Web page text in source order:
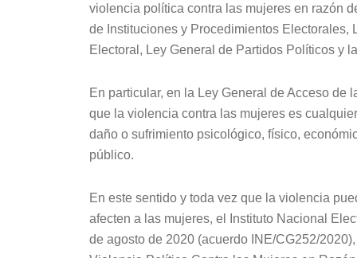
violencia política contra las mujeres en razón
de Instituciones y Procedimientos Electorales,
Electoral, Ley General de Partidos Políticos y
En particular, en la Ley General de Acceso
que la violencia contra las mujeres es
daño o sufrimiento psicológico, físico,
público.
En este sentido y toda vez que la violencia
afecten a las mujeres, el Instituto Nacional
de agosto de 2020 (acuerdo INE/CG252/